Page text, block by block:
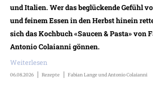
und Italien. Wer das beglückende Gefühl
und feinem Essen in den Herbst hinein
sich das Kochbuch «Saucen & Pasta» von
Antonio Colaianni gönnen.
Weiterlesen
06.08.2026 Rezepte Fabian Lange und Antonio Colaianni